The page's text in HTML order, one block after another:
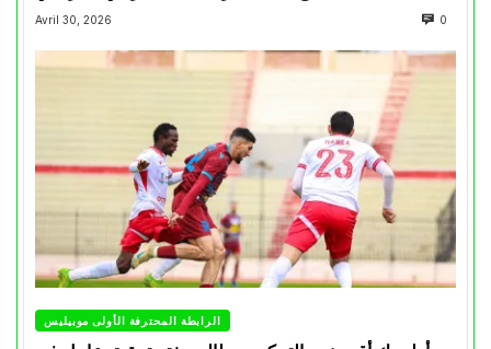
Avril 30, 2026 0
الرابطة المحترفة الأولى موبيليس